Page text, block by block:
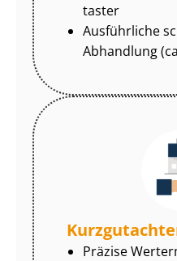
tas­ter
Ausführliche
Abhandlung
Präzise